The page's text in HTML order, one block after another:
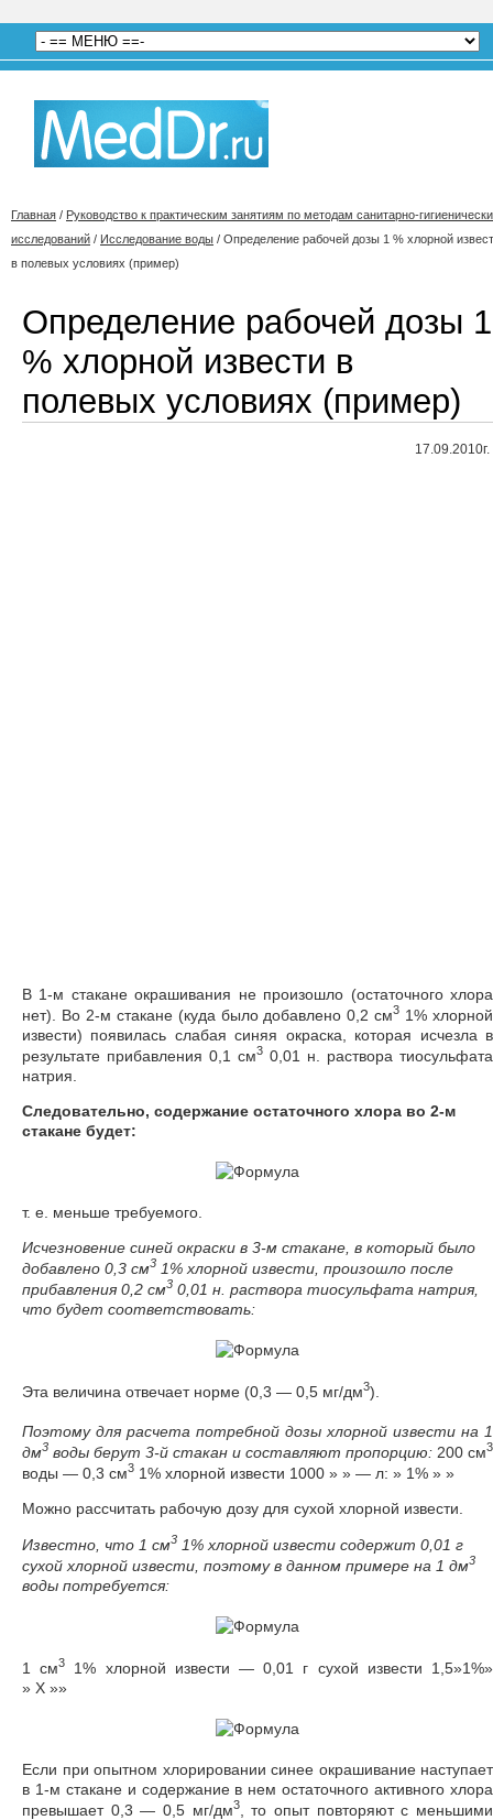
Главная / Руководство к практическим занятиям по методам санитарно-
исследований / Исследование воды / Определение рабочей дозы 1 % хлорной
в полевых условиях (пример)
Определение рабочей дозы 1
% хлорной извести в
полевых условиях (пример)
17.09.2010г.
В 1-м стакане окрашивания не произошло (остаточного хлора
нет). Во 2-м стакане (куда было добавлено 0,2 см3 1% хлорной
извести) появилась слабая синяя окраска, которая исчезла в
результате прибавления 0,1 см3 0,01 н. раствора тиосульфата
натрия.
Следовательно, содержание остаточного хлора во 2-м
стакане будет:
т. е. меньше требуемого.
Исчезновение синей окраски в 3-м стакане, в который было
добавлено 0,3 см3 1% хлорной извести, произошло после
прибавления 0,2 см3 0,01 н. раствора тиосульфата натрия,
что будет соответствовать:
Эта величина отвечает норме (0,3 — 0,5 мг/дм3).
Поэтому для расчета потребной дозы хлорной извести на 1
дм3 воды берут 3-й стакан и составляют пропорцию: 200 см3
воды — 0,3 см3 1% хлорной извести 1000 » » — л: » 1% » »
Можно рассчитать рабочую дозу для сухой хлорной извести.
Известно, что 1 см3 1% хлорной извести содержит 0,01 г
сухой хлорной извести, поэтому в данном примере на 1 дм3
воды потребуется:
1 см3
1% хлорной извести — 0,01 г сухой извести 1,5»1%»
» X »»
Если при опытном хлорировании синее окрашивание наступает
в 1-м стакане и содержание в нем остаточного активного хлора
превышает 0,3 — 0,5 мг/дм3, то опыт повторяют с меньшими